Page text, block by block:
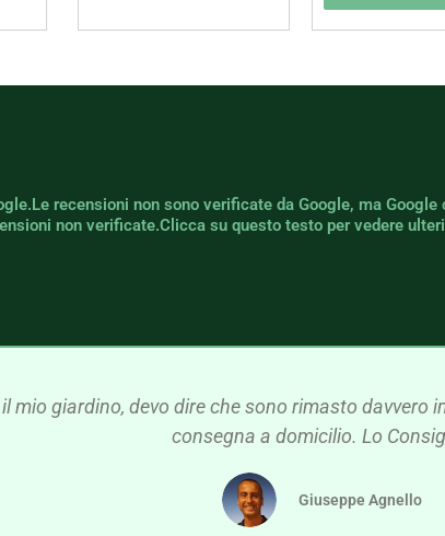
recensioni non sono verificate da Google, ma
non verificate.Clicca su questo testo per vedere
mio giardino, devo dire che sono rimasto davvero
consegna a domicilio. Lo
Giuseppe Agnello